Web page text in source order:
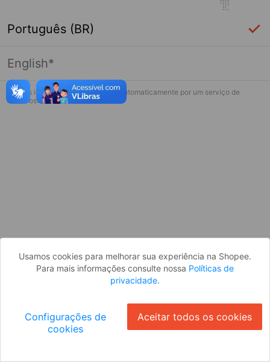
Página indisponível
Desculpe, algo deu errado. Faça login
Português (BR)
English*
* Esses idiomas serão traduzidos automaticamente por um serviço de
terceiros.
Usamos cookies para melhorar sua experiência na Shopee.
Para mais informações consulte nossa Políticas de
privacidade.
Configurações de
cookies
Aceitar todos os cookies